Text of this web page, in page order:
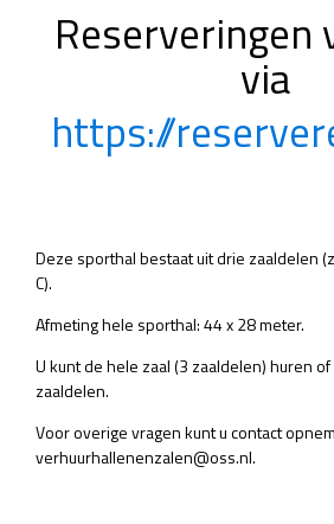
Reserveringen
via
https://
Deze sporthal bestaat uit drie zaaldelen
C).
Afmeting hele sporthal: 44 x 28 meter.
U kunt de hele zaal (3 zaaldelen) huren
zaaldelen.
Voor overige vragen kunt u contact
verhuurhallenenzalen@oss.nl.